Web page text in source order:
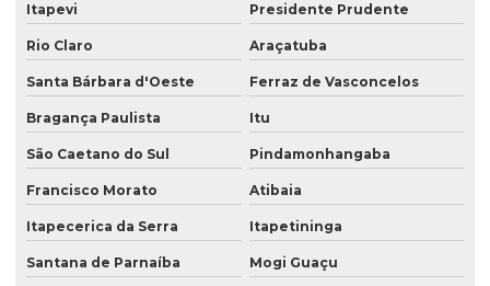
Saco plástico com janela
Saco plástico refil
Saco plastico valvulado
Saco plástico valvulado para adubo
Saco plastico valvulado para argamassa
Saco plastico valvulado para textura
Itapevi Presidente Prudente
Rio Claro Araçatuba
Santa Bárbara d'Oeste Ferraz de Vasconcelos
Bragança Paulista Itu
São Caetano do Sul Pindamonhangaba
Francisco Morato Atibaia
Itapecerica da Serra Itapetininga
Santana de Parnaíba Mogi Guaçu